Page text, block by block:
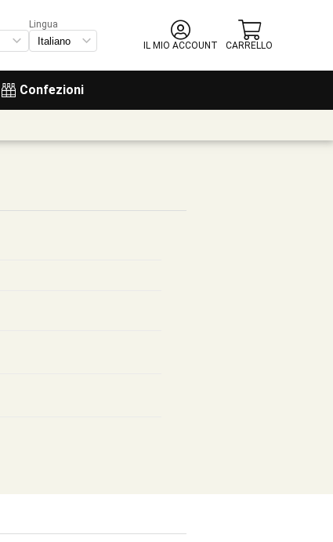
Confezioni
Lingua
IL MIO ACCOUNT
CARRELLO